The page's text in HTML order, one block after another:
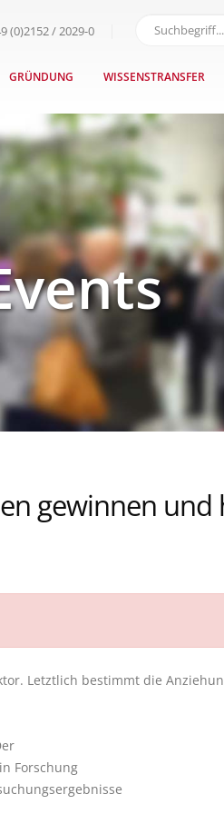
(0)2152 / 2029-0
GRÜNDUNG WISSENSTRANSFER
gewinnen und
Letztlich bestimmt die
Forschung